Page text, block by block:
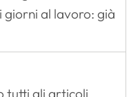
giorni al lavoro: già
tutti gli articoli